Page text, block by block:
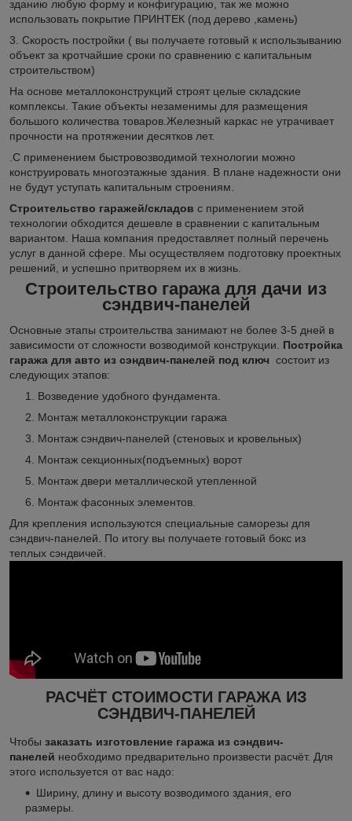
зданию любую форму и конфигурацию, так же можно
использовать покрытие ПРИНТЕК (под дерево ,камень)
3. Скорость постройки ( вы получаете готовый к использыванию
объект за кротчайшие сроки по сравнению с капитальным
строительством)
На основе металлоконструкций строят целые складские
комплексы. Такие объекты незаменимы для размещения
большого количества товаров.Железный каркас не утрачивает
прочности на протяжении десятков лет.
.С применением быстровозводимой технологии можно
конструировать многоэтажные здания. В плане надежности они
не будут уступать капитальным строениям.
Строительство гаражей/складов с применением этой
технологии обходится дешевле в сравнении с капитальным
вариантом. Наша компания предоставляет полный перечень
услуг в данной сфере. Мы осуществляем подготовку проектных
решений, и успешно притворяем их в жизнь.
Строительство гаража для дачи из
сэндвич-панелей
Основные этапы строительства занимают не более 3-5 дней в
зависимости от сложности возводимой конструкции. Постройка
гаража для авто из сэндвич-панелей под ключ состоит из
следующих этапов:
Возведение удобного фундамента.
Монтаж металлоконструкции гаража
Монтаж сэндвич-панелей (стеновых и кровельных)
Монтаж секционных(подъемных) ворот
Монтаж двери металлической утепленной
Монтаж фасонных элементов.
Для крепления используются специальные саморезы для
сэндвич-панелей. По итогу вы получаете готовый бокс из
теплых сэндвичей.
РАСЧЁТ СТОИМОСТИ ГАРАЖА ИЗ
СЭНДВИЧ-ПАНЕЛЕЙ
Чтобы заказать изготовление гаража из сэндвич-
панелей необходимо предварительно произвести расчёт. Для
этого используется от вас надо:
Ширину, длину и высоту возводимого здания, его
размеры.